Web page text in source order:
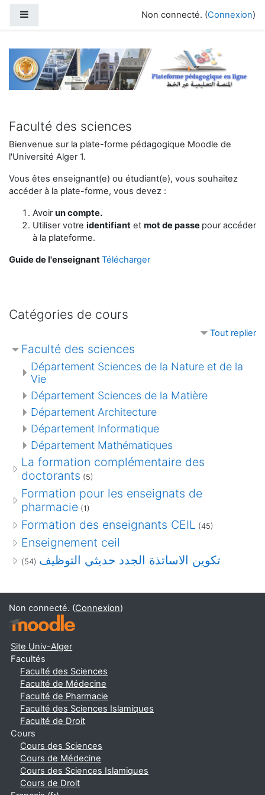
Non connecté. (Connexion)
Faculté des sciences
Bienvenue sur la plate-forme pédagogique Moodle de
l'Université Alger 1.
Vous êtes enseignant(e) ou étudiant(e), vous souhaitez
accéder à la plate-forme, vous devez :
Avoirun compte.
Utiliser votre identifiant et mot de passe pour accéder
à la plateforme.
Guide de l'enseignantTélécharger
Catégories de cours
Tout replier
Faculté des sciences
Département Sciences de la Nature et de la
Vie
Département Sciences de la Matière
Département Architecture
Département Informatique
Département Mathématiques
La formation complémentaire des
doctorants (5)
Formation pour les enseignats de
pharmacie (1)
Formation des enseignants CEIL (45)
Enseignement ceil
تكوين الاساتذة الجدد حديثي التوظيف (54)
Non connecté. (Connexion)
Site Univ-Alger
Facultés
Faculté des Sciences
Faculté de Médecine
Faculté de Pharmacie
Faculté des Sciences Islamiques
Faculté de Droit
Cours
Cours des Sciences
Cours de Médecine
Cours des Sciences Islamiques
Cours de Droit